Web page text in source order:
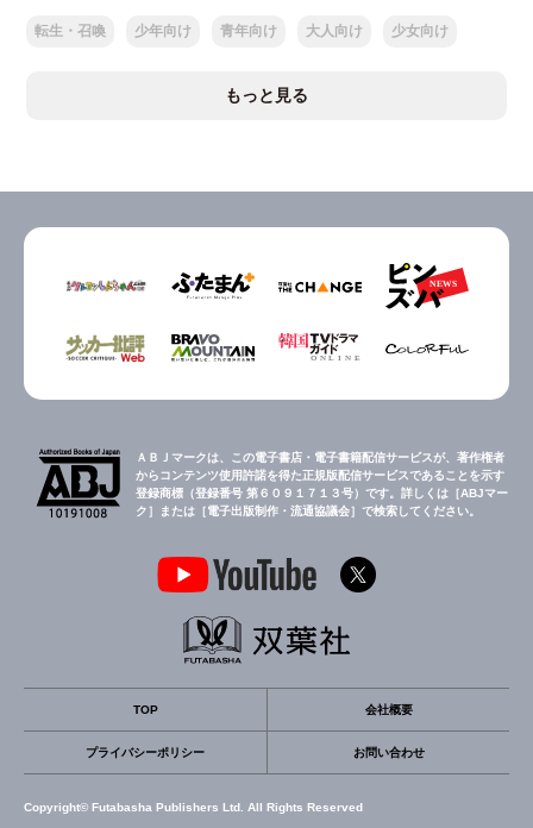
転生・召喚 少年向け 青年向け 大人向け 少女向け
もっと見る
ＡＢＪマークは、この電子書店・電子書籍配信サービスが、著作権者
からコンテンツ使用許諾を得た正規版配信サービスであることを示す
登録商標（登録番号 第６０９１７１３号）です。詳しくは［ABJマー
ク］または［電子出版制作・流通協議会］で検索してください。
TOP 会社概要
プライバシーポリシー お問い合わせ
Copyright© Futabasha Publishers Ltd. All Rights Reserved